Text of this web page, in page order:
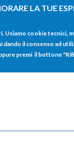
LA TUE
Usiamo cookie tecnici,
il consenso ad
premi il bottone